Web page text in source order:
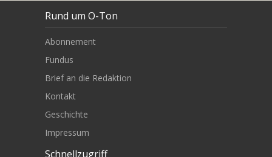
Rund um O-Ton
Abonnement
Fundus
Brief an die Redaktion
Kontakt
Geschichte
Impressum
Schnellzugriff